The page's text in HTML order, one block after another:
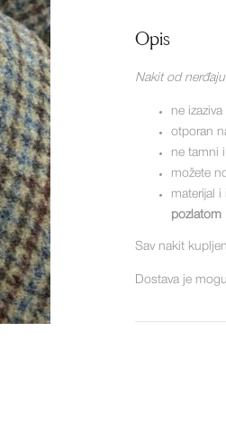
Opis
Nakit od
ne
otporan
ne tamni
možete
materijal i
pozlatom
Sav nakit
Dostava je